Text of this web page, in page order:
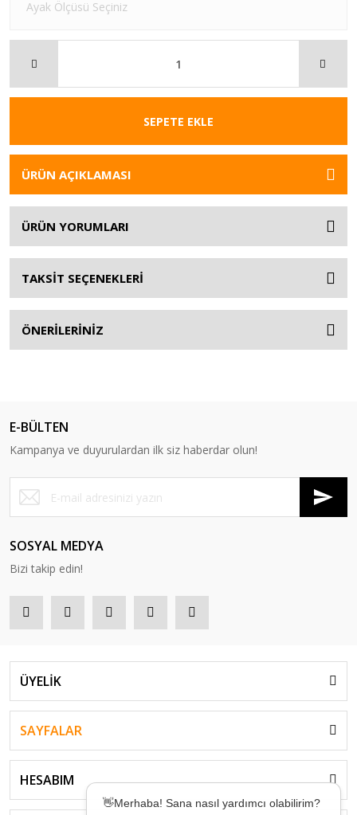
SEPETE EKLE
ÜRÜN AÇIKLAMASI
ÜRÜN YORUMLARI
TAKSİT SEÇENEKLERİ
ÖNERİLERİNİZ
E-BÜLTEN
Kampanya ve duyurulardan ilk siz haberdar olun!
SOSYAL MEDYA
Bizi takip edin!
ÜYELİK
SAYFALAR
HESABIM
👋Merhaba! Sana nasıl yardımcı olabilirim?